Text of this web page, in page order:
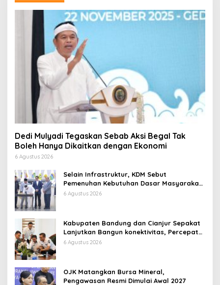
Dedi Mulyadi Tegaskan Sebab Aksi Begal Tak
Boleh Hanya Dikaitkan dengan Ekonomi
6 Agustus 2026
Selain Infrastruktur, KDM Sebut
Pemenuhan Kebutuhan Dasar Masyarakat
Jadi Fokus APBD Jabar 2027
6 Agustus 2026
Kabupaten Bandung dan Cianjur Sepakat
Lanjutkan Bangun konektivitas, Percepat
Pertumbuhan Ekonomi Daerah
6 Agustus 2026
OJK Matangkan Bursa Mineral,
Pengawasan Resmi Dimulai Awal 2027